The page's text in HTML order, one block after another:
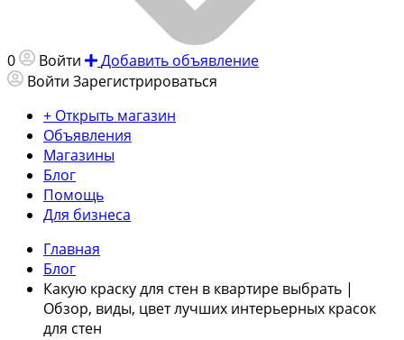
0 Войти
Добавить объявление
Войти Зарегистрироваться
+ Открыть магазин
Объявления
Магазины
Блог
Помощь
Для бизнеса
Главная
Блог
Какую краску для стен в квартире выбрать |
Обзор, виды, цвет лучших интерьерных красок
для стен